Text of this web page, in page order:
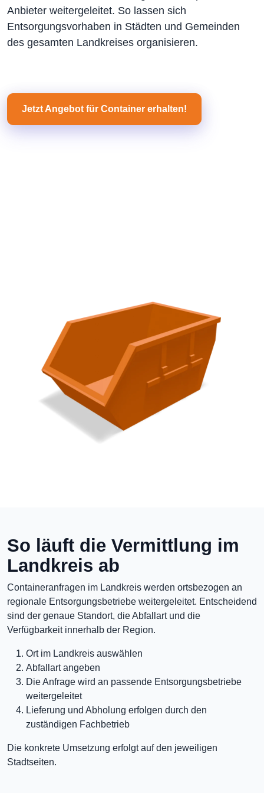
Anbieter weitergeleitet. So lassen sich
Entsorgungsvorhaben in Städten und Gemeinden
des gesamten Landkreises organisieren.
Jetzt Angebot für Container erhalten!
So läuft die Vermittlung im
Landkreis ab
Containeranfragen im Landkreis werden ortsbezogen an
regionale Entsorgungsbetriebe weitergeleitet. Entscheidend
sind der genaue Standort, die Abfallart und die
Verfügbarkeit innerhalb der Region.
Ort im Landkreis auswählen
Abfallart angeben
Die Anfrage wird an passende Entsorgungsbetriebe
weitergeleitet
Lieferung und Abholung erfolgen durch den
zuständigen Fachbetrieb
Die konkrete Umsetzung erfolgt auf den jeweiligen
Stadtseiten.